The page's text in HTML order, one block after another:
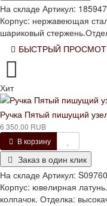
На складе Артикул:
Корпус: нержавеющая
шариковый
БЫСТРЫЙ
Хит
Ручка Пятый пишущий
6 350.00 RUB
В корзину
Заказ в один клик
На складе Артикул:
Корпус: ювелирная
колпачок. Отделка: